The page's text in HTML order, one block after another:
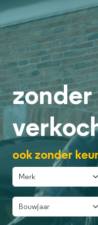
zonder
ook zonder